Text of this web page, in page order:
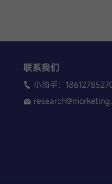
联系我们
小助手：